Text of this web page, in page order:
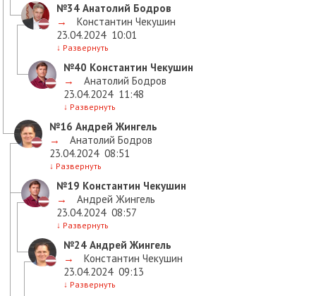
№34 Анатолий Бодров
→
Константин Чекушин
23.04.2024 10:01
↓ Развернуть
№40 Константин Чекушин
→
Анатолий Бодров
23.04.2024 11:48
↓ Развернуть
№16 Андрей Жингель
→
Анатолий Бодров
23.04.2024 08:51
↓ Развернуть
№19 Константин Чекушин
→
Андрей Жингель
23.04.2024 08:57
↓ Развернуть
№24 Андрей Жингель
→
Константин Чекушин
23.04.2024 09:13
↓ Развернуть